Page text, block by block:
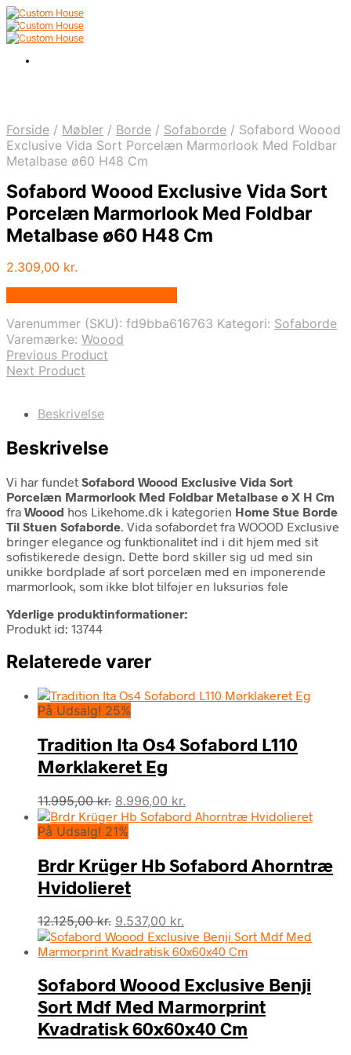
Forside / Møbler / Borde / Sofaborde / Sofabord Woood
Exclusive Vida Sort Porcelæn Marmorlook Med Foldbar
Metalbase ø60 H48 Cm
Sofabord Woood Exclusive Vida Sort
Porcelæn Marmorlook Med Foldbar
Metalbase ø60 H48 Cm
2.309,00 kr.
Varenummer (SKU): fd9bba616763 Kategori: Sofaborde
Varemærke: Woood
Previous Product
Next Product
Beskrivelse
Beskrivelse
Vi har fundet Sofabord Woood Exclusive Vida Sort
Porcelæn Marmorlook Med Foldbar Metalbase ø X H Cm
fra Woood hos Likehome.dk i kategorien Home Stue Borde
Til Stuen Sofaborde. Vida sofabordet fra WOOOD Exclusive
bringer elegance og funktionalitet ind i dit hjem med sit
sofistikerede design. Dette bord skiller sig ud med sin
unikke bordplade af sort porcelæn med en imponerende
marmorlook, som ikke blot tilføjer en luksuriøs føle
Yderlige produktinformationer:
Produkt id: 13744
Relaterede varer
På Udsalg! 25%
Tradition Ita Os4 Sofabord L110
Mørklakeret Eg
11.995,00kr. Den
oprindelige
pris
11.995,00 kr..
8.996,00 kr.
aktuelle
8.996,00 kr..
På Udsalg! 21%
Brdr Krüger Hb Sofabord Ahorntræ
Hvidolieret
12.125,00kr. Den
oprindelige
pris
12.125,00 kr..
9.537,00 kr.
aktuelle
pris
9.537,00 kr..
Sofabord Woood Exclusive Benji
Sort Mdf Med Marmorprint
Kvadratisk 60x60x40 Cm